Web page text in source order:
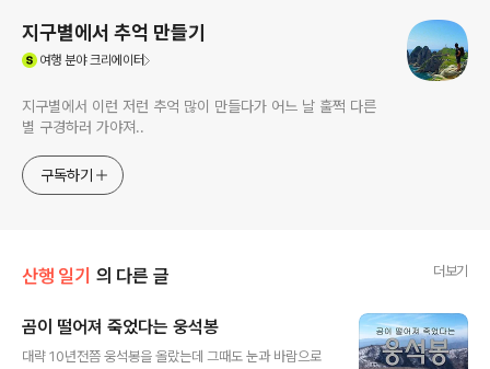
지구별에서 추억 만들기
여행분야 크리에이터
지구별에서 이런 저런 추억 많이 만들다가 어느 날 훌쩍 다른
별 구경하러 가야져..
구독하기
산행 일기 의 다른 글 더보기
곰이 떨어져 죽었다는 웅석봉
대략 10년전쯤 웅석봉을 올랐는데 그때도 눈과 바람으로